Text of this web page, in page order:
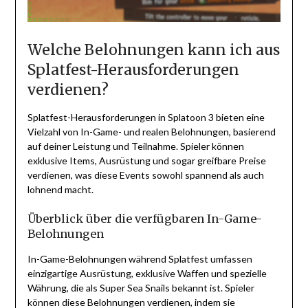
Welche Belohnungen kann ich aus
Splatfest-Herausforderungen
verdienen?
Splatfest-Herausforderungen in Splatoon 3 bieten eine
Vielzahl von In-Game- und realen Belohnungen, basierend
auf deiner Leistung und Teilnahme. Spieler können
exklusive Items, Ausrüstung und sogar greifbare Preise
verdienen, was diese Events sowohl spannend als auch
lohnend macht.
Überblick über die verfügbaren In-Game-
Belohnungen
In-Game-Belohnungen während Splatfest umfassen
einzigartige Ausrüstung, exklusive Waffen und spezielle
Währung, die als Super Sea Snails bekannt ist. Spieler
können diese Belohnungen verdienen, indem sie